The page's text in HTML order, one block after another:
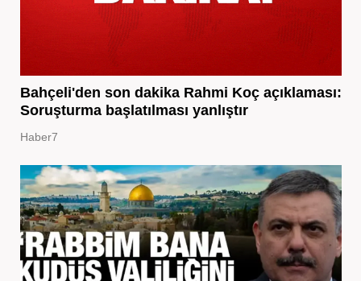
Bahçeli'den son dakika Rahmi Koç açıklaması:
Soruşturma başlatılması yanlıştır
Haber7